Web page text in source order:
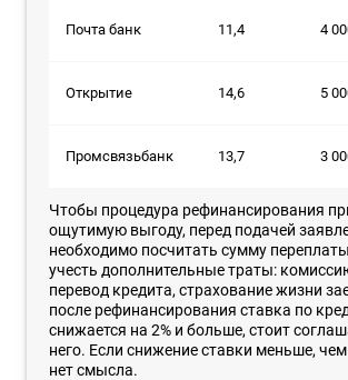
Почта банк 11,4 4
Открытие 14,6 5
Промсвязьбанк 13,7 3
Чтобы процедура рефинансирования
ощутимую выгоду, перед подачей
необходимо посчитать сумму
учесть дополнительные траты:
перевод кредита, страхование жизни
после рефинансирования ставка по
снижается на 2% и больше, стоит
него. Если снижение ставки меньше, чем
нет смысла.